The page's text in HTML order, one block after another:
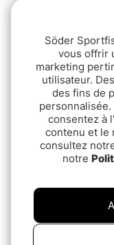
(11)4.9
€28.90
Söder
vous offrir
marketing
utilisateur.
des fins de
consentez à
contenu et le
consultez
notre